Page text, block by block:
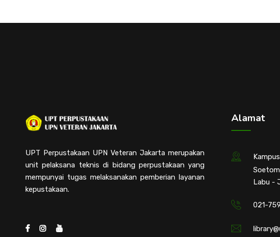
UPT Perpustakaan UPN Veteran Jakarta merupakan
unit pelaksana teknis di bidang perpustakaan yang
mempunyai tugas melaksanakan pemberian layanan
kepustakaan.
Alamat
Labu -
021-